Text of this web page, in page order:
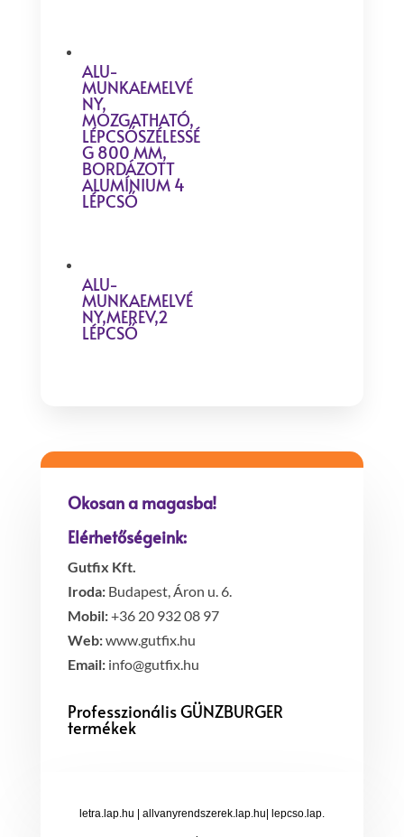
ALU-
MUNKAEMELVÉ
NY,
MOZGATHATÓ,
LÉPCSŐSZÉLESSÉ
G 800 MM,
BORDÁZOTT
ALUMÍNIUM 4
LÉPCSŐ
ALU-
MUNKAEMELVÉ
NY,MEREV,2
LÉPCSŐ
Okosan a magasba!
Elérhetőségeink:
Gutfix Kft.
Iroda:Budapest, Áron u. 6.
Mobil:+36 20 932 08 97
Web:www.gutfix.hu
Email: info@gutfix.hu
Professzionális GÜNZBURGER
termékek
letra.lap.hu | allvanyrendszerek.lap.hu| lepcso.lap.